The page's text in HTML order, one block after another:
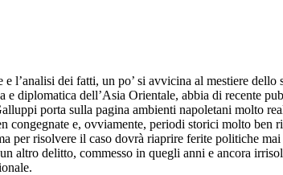
e l’analisi dei fatti, un po’ si avvicina al mestiere
diplomatica dell’Asia Orientale, abbia di recente
porta sulla pagina ambienti napoletani molto
congegnate e, ovviamente, periodi storici molto
per risolvere il caso dovrà riaprire ferite politiche
altro delitto, commesso in quegli anni e ancora